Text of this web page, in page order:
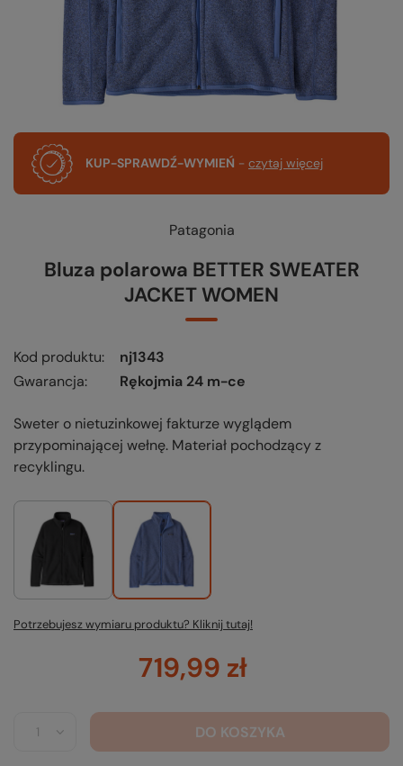
KUP-SPRAWDŹ-WYMIEŃ - czytaj więcej
Patagonia
Bluza polarowa BETTER SWEATER
JACKET WOMEN
Kod produktu
nj1343
Gwarancja
Rękojmia 24 m-ce
Sweter o nietuzinkowej fakturze wyglądem
przypominającej wełnę. Materiał pochodzący z
recyklingu.
Potrzebujesz wymiaru produktu? Kliknij tutaj!
719,99 zł
DO KOSZYKA